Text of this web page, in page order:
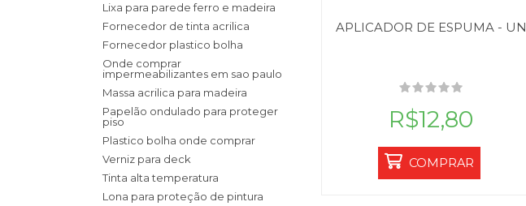
Lixa para parede ferro e madeira
Fornecedor de tinta acrilica
Fornecedor plastico bolha
Onde comprar
impermeabilizantes em sao paulo
Massa acrilica para madeira
Papelão ondulado para proteger
piso
Plastico bolha onde comprar
Verniz para deck
Tinta alta temperatura
Lona para proteção de pintura
APLICADOR DE ESPUMA - UN
R$12,80
COMPRAR